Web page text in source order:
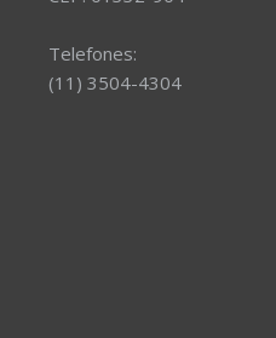
Telefones:
(11) 3504-4304